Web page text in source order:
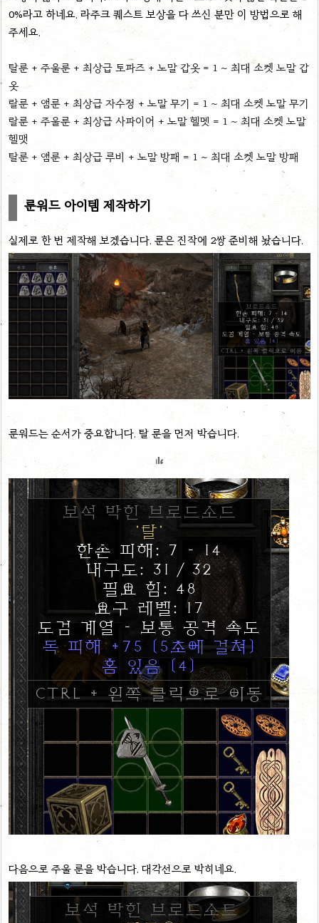
0%라고 하네요. 라주크 퀘스트 보상을 다 쓰신 분만 이 방법으로 해
주세요.
탈룬 + 주울룬 + 최상급 토파즈 + 노말 갑옷 = 1 ~ 최대 소켓 노말 갑
옷
랄룬 + 앰룬 + 최상급 자수정 + 노말 무기 = 1 ~ 최대 소켓 노말 무기
랄룬 + 주울룬 + 최상급 사파이어 + 노말 헬멧 = 1 ~ 최대 소켓 노말
헬맷
탈룬 + 앰룬 + 최상급 루비 + 노말 방패 = 1 ~ 최대 소켓 노말 방패
룬워드 아이템 제작하기
실제로 한 번 제작해 보겠습니다. 룬은 진작에 2쌍 준비해 놨습니다.
룬워드는 순서가 중요합니다. 탈 룬을 먼저 박습니다.
다음으로 주울 룬을 박습니다. 대각선으로 박히네요.